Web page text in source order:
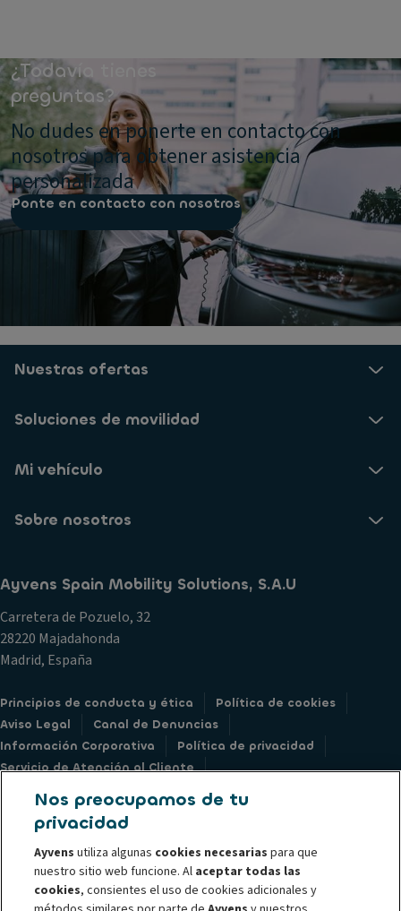
¿Todavía tienes
preguntas?
No dudes en ponerte en contacto con
nosotros para obtener asistencia
personalizada
Ponte en contacto con nosotros
Nuestras ofertas
Soluciones de movilidad
Mi vehículo
Sobre nosotros
Ayvens Spain Mobility Solutions, S.A.U
Carretera de Pozuelo, 32
28220 Majadahonda
Madrid, España
Principios de conducta y ética
Política de cookies
Aviso Legal
Canal de Denuncias
Información Corporativa
Política de privacidad
Servicio de Atención al Cliente
@ 2026 Ayvens es el líder experto en movilidad y sosteniblilidad. Ofrece
Nos preocupamos de tu
privacidad
Ayvens utiliza algunas cookies necesarias para que
nuestro sitio web funcione. Al aceptar todas las
cookies, consientes el uso de cookies adicionales y